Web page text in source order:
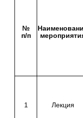
№
п/п
1 Лекция